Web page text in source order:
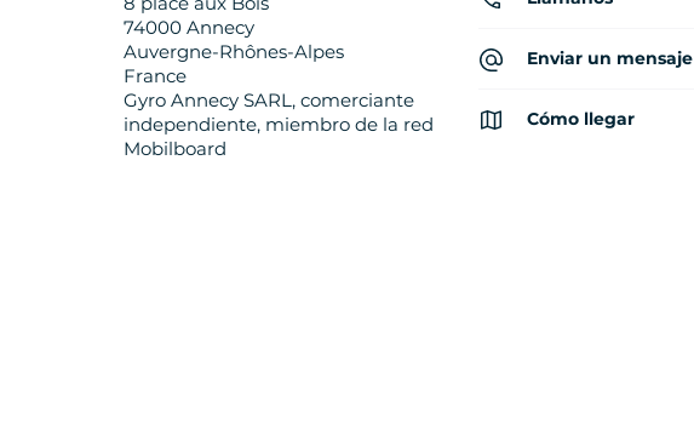
74000 Annecy
Auvergne-Rhônes-Alpes
France
Gyro Annecy SARL, comerciante
independiente, miembro de la red
Mobilboard
Enviar un mensaje
Cómo llegar